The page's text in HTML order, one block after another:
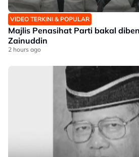
VIDEO TERKINI & POPULAR
Majlis Penasihat Parti bakal
Zainuddin
2 hours ago